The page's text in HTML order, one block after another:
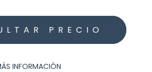
INFORMACIÓN